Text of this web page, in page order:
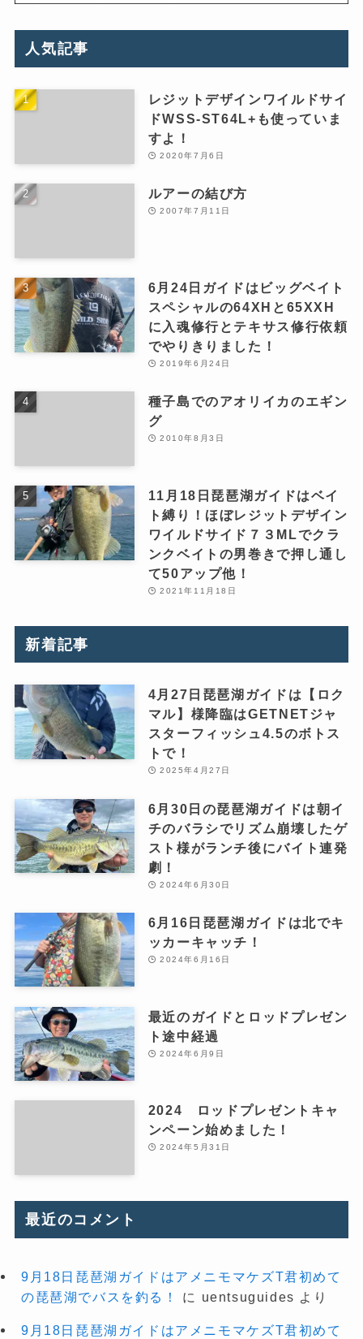
人気記事
レジットデザインワイルドサイ
ドWSS-ST64L+も使っていま
すよ！
2020年7月6日
ルアーの結び方
2007年7月11日
6月24日ガイドはビッグベイト
スペシャルの64XHと65XXH
に入魂修行とテキサス修行依頼
でやりきりました！
2019年6月24日
種子島でのアオリイカのエギン
グ
2010年8月3日
11月18日琵琶湖ガイドはベイ
ト縛り！ほぼレジットデザイン
ワイルドサイド７３MLでクラ
ンクベイトの男巻きで押し通し
て50アップ他！
2021年11月18日
新着記事
4月27日琵琶湖ガイドは【ロク
マル】様降臨はGETNETジャ
スターフィッシュ4.5のボトス
トで！
2025年4月27日
6月30日の琵琶湖ガイドは朝イ
チのバラシでリズム崩壊したゲ
スト様がランチ後にバイト連発
劇！
2024年6月30日
6月16日琵琶湖ガイドは北でキ
ッカーキャッチ！
2024年6月16日
最近のガイドとロッドプレゼン
ト途中経過
2024年6月9日
2024 ロッドプレゼントキャ
ンペーン始めました！
2024年5月31日
最近のコメント
9月18日琵琶湖ガイドはアメニモマケズT君初めて
の琵琶湖でバスを釣る！
に uentsuguides より
9月18日琵琶湖ガイドはアメニモマケズT君初めて